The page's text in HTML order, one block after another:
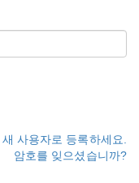
새 사용자로 등록하세요.
암호를 잊으셨습니까?